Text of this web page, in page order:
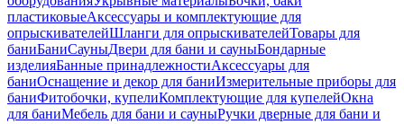
пластиковыеАксессуары и комплектующие для
опрыскивателейШланги для опрыскивателейТовары для
баниБаниСауныДвери для бани и сауныБондарные
изделияБанные принадлежностиАксессуары для
баниОснащение и декор для баниИзмерительные приборы для
баниФитобочки, купелиКомплектующие для купелейОкна
для баниМебель для бани и сауныРучки дверные для бани и